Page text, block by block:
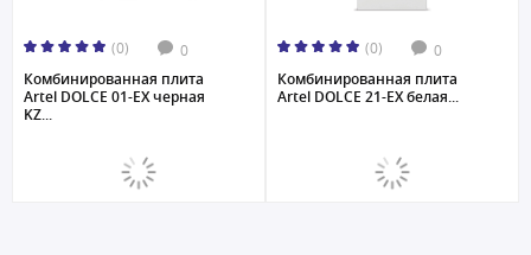
(0) 0
Комбинированная плита
Artel DOLCE 01-EX черная
KZ...
(0) 0
Комбинированная плита
Artel DOLCE 21-EX белая...